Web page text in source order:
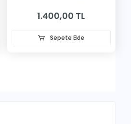
1.400,00 TL
Sepete Ekle